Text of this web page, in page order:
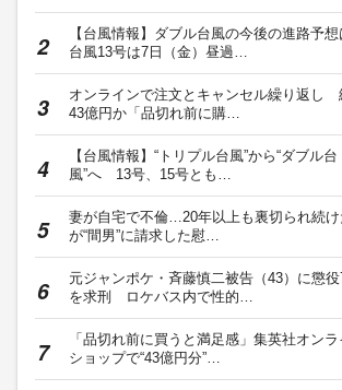
【台風情報】ダブル台風の今後の進路予
台風13号は7日（金）昼過…
オンラインで注文とキャンセル繰り返し
43億円か「品切れ前に購…
【台風情報】“トリプル台風”から“ダブル台
風”へ 13号、15号とも…
妻が自宅で不倫…20年以上も裏切られ続け
が“間男”に請求した慰…
元ジャンポケ・斉藤慎二被告（43）に懲
を求刑 ロケバス内で性的…
「品切れ前に買うと満足感」集英社オンラ
ショップで“43億円分”…